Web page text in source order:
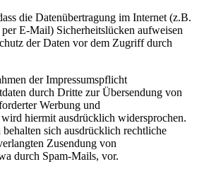
die Datenübertragung im Internet (z.B.
E-Mail) Sicherheitslücken aufweisen
der Daten vor dem Zugriff durch
der Impressumspflicht
durch Dritte zur Übersendung von
Werbung und
hiermit ausdrücklich widersprochen.
sich ausdrücklich rechtliche
Zusendung von
durch Spam-Mails, vor.